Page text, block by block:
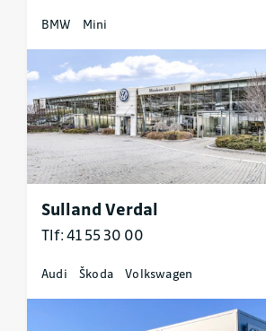
BMW Mini
Sulland Verdal
Tlf: 41 55 30 00
Audi Škoda Volkswagen